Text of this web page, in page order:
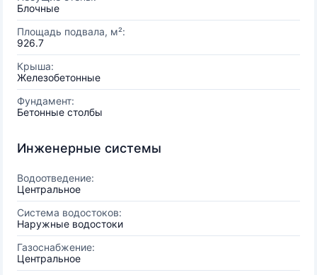
Блочные
Площадь подвала, м²:
926.7
Крыша:
Железобетонные
Фундамент:
Бетонные столбы
Инженерные системы
Водоотведение:
Центральное
Система водостоков:
Наружные водостоки
Газоснабжение:
Центральное